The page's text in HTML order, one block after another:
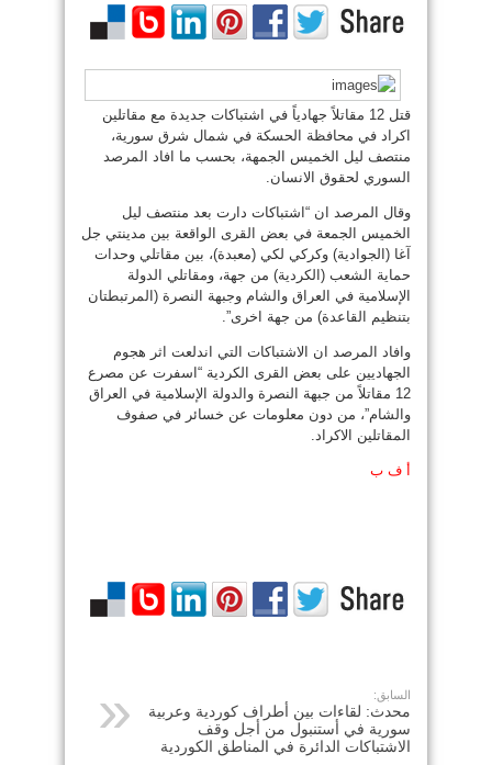
قتل 12 مقاتلاً جهادياً في اشتباكات جديدة مع مقاتلين
اكراد في محافظة الحسكة في شمال شرق سورية،
منتصف ليل الخميس الجمهة، بحسب ما افاد المرصد
السوري لحقوق الانسان.
وقال المرصد ان “اشتباكات دارت بعد منتصف ليل
الخميس الجمعة في بعض القرى الواقعة بين مدينتي جل
آغا (الجوادية) وكركي لكي (معبدة)، بين مقاتلي وحدات
حماية الشعب (الكردية) من جهة، ومقاتلي الدولة
الإسلامية في العراق والشام وجبهة النصرة (المرتبطتان
بتنظيم القاعدة) من جهة اخرى”.
وافاد المرصد ان الاشتباكات التي اندلعت اثر هجوم
الجهاديين على بعض القرى الكردية “اسفرت عن مصرع
12 مقاتلاً من جبهة النصرة والدولة الإسلامية في العراق
والشام”، من دون معلومات عن خسائر في صفوف
المقاتلين الاكراد.
أ ف ب
السابق:
محدث: لقاءات بين أطراف كوردية وعربية
سورية في أستنبول من أجل وقف
الاشتباكات الدائرة في المناطق الكوردية